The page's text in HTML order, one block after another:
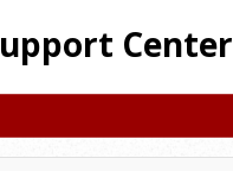
Center